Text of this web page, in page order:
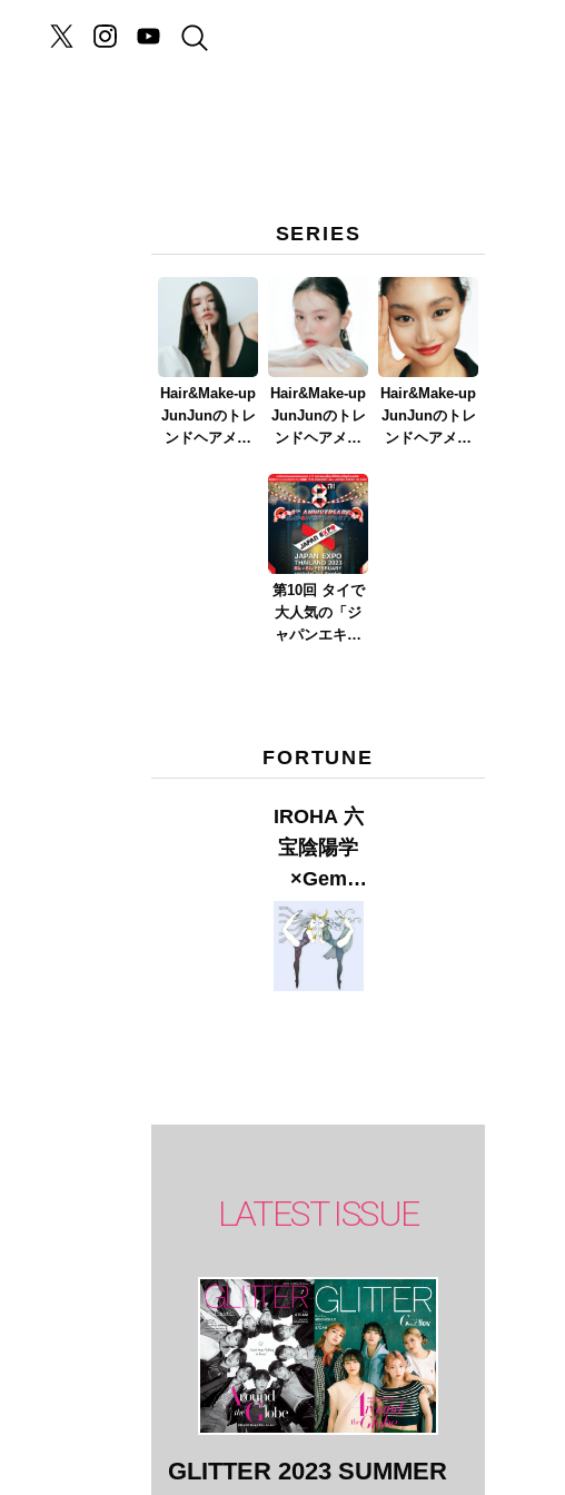
SERIES
Hair&Make-up
JunJunのトレ
ンドヘアメイ
Hair&Make-up
JunJunのトレ
ンドヘアメイ
イク
ver.2023』
Hair&Make-up
JunJunのトレ
ンドヘアメイ
第10回 タイで
大人気の「ジ
ャパンエキス
FORTUNE
IROHA 六
宝陰陽学
×Gem
Muse
【GLITTER
2023
LATEST ISSUE
GLITTER 2023 SUMMER